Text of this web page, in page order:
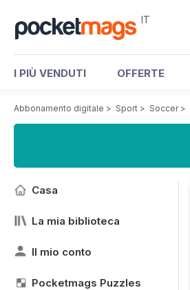
IT
I PIÙ VENDUTI OFFERTE
Abbonamento digitale > Sport > Soccer>
Casa
La mia biblioteca
Il mio conto
Pocketmags Puzzles